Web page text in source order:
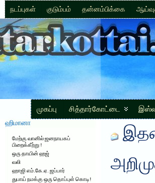
நடப்புகள் குடும்பம் தன்னம்பிக்கை
முகப்பு சித்தார்கோட்டை
ஹிமானா
மேற்கு வானில் ஜனநாயகப்
பிறைக்கீற்று !
ஒரு தாயின் ஹஜ்
வலி
ஹாஜி எம்.கே.ஏ. ஜப்பார்
துபாய் நமக்கு ஒரு தொப்புள் கொடி!